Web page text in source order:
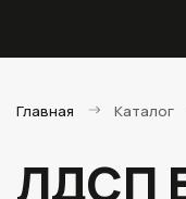
Главная Каталог
ЛДСП